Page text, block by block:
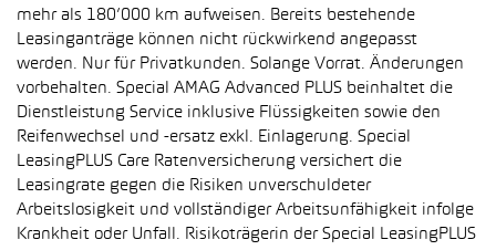
mehr als 180’000 km aufweisen. Bereits bestehende
Leasinganträge können nicht rückwirkend angepasst
werden. Nur für Privatkunden. Solange Vorrat. Änderungen
vorbehalten. Special AMAG Advanced PLUS beinhaltet die
Dienstleistung Service inklusive Flüssigkeiten sowie den
Reifenwechsel und -ersatz exkl. Einlagerung. Special
LeasingPLUS Care Ratenversicherung versichert die
Leasingrate gegen die Risiken unverschuldeter
Arbeitslosigkeit und vollständiger Arbeitsunfähigkeit infolge
Krankheit oder Unfall. Risikoträgerin der Special LeasingPLUS